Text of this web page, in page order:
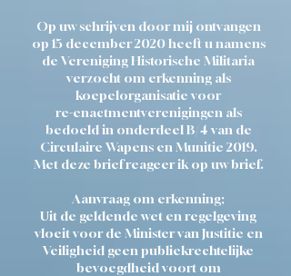
Op uw schrijven door mij ontvangen
op 15 december 2020 heeft u namens
de Vereniging Historische Militaria
verzocht om erkenning als
koepelorganisatie voor
re-enactmentverenigingen als
bedoeld in onderdeel B/4 van de
Circulaire Wapens en Munitie 2019.
Met deze brief reageer ik op uw brief.
Aanvraag om erkenning;
Uit de geldende wet en regelgeving
vloeit voor de Minister van Justitie en
Veiligheid geen publiekrechtelijke
bevoegdheid voort om